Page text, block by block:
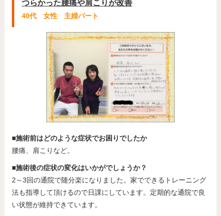
つらかった腰痛や肩こりが改善
40代 女性 主婦パート
■施術前はどのような症状でお困りでしたか
腰痛、肩こりなど。
■施術後の症状の変化はいかがでしょうか？
2～3回の通院で随分楽になりました。家でできるトレーニング
法も指導して頂けるので日課にしています。定期的な通院で良
い状態が維持できています。